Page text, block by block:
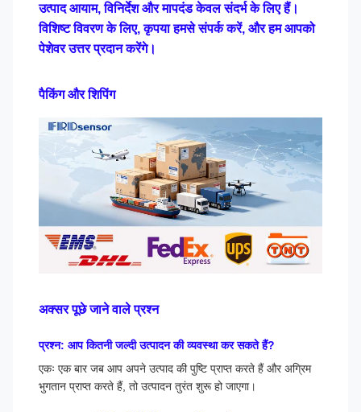
उत्पाद आयाम, विनिर्देश और मापदंड केवल संदर्भ के लिए हैं।
विशिष्ट विवरण के लिए, कृपया हमसे संपर्क करें, और हम आपको
पेशेवर उत्तर प्रदान करेंगे।
पैकिंग और शिपिंग
अक्सर पूछे जाने वाले प्रश्न
प्रश्न: आप कितनी जल्दी उत्पादन की व्यवस्था कर सकते हैं?
एकः एक बार जब आप अपने उत्पाद की पुष्टि प्राप्त करते हैं और अग्रिम
भुगतान प्राप्त करते हैं, तो उत्पादन तुरंत शुरू हो जाएगा।